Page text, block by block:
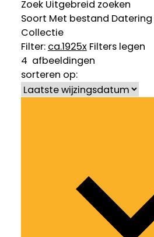
Zoek Uitgebreid zoeken
Soort Met bestand Datering
Collectie
Filter: ca.1925x Filters legen
4 afbeeldingen
sorteren op: